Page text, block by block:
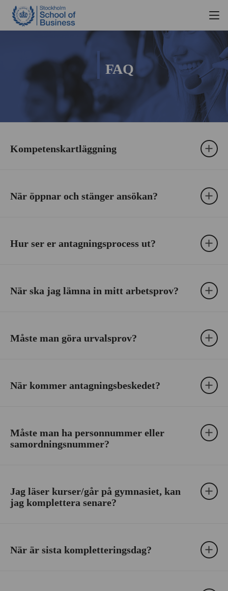
FAQ
Kompetenskartläggning
När öppnar och stänger ansökan?
Hur ser er antagningsprocess ut?
När ska jag lämna in mitt arbetsprov?
Måste man göra urvalsprov?
När kommer antagningsbeskedet?
Måste man ha personnummer eller
samordningsnummer?
Jag läser kurser/går på gymnasiet, kan
jag komplettera senare?
När är sista kompletteringsdag?